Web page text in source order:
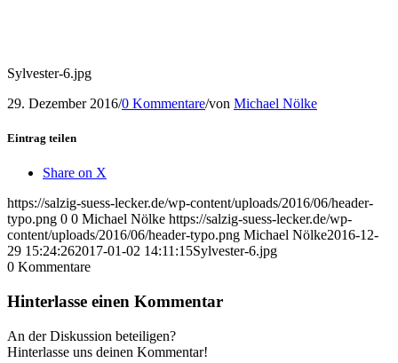
Sylvester-6.jpg
29. Dezember 2016/0 Kommentare/von Michael Nölke
Eintrag teilen
Share on X
https://salzig-suess-lecker.de/wp-content/uploads/2016/06/header-
typo.png 0 0 Michael Nölke https://salzig-suess-lecker.de/wp-
content/uploads/2016/06/header-typo.png Michael Nölke2016-12-
29 15:24:262017-01-02 14:11:15Sylvester-6.jpg
0 Kommentare
Hinterlasse einen Kommentar
An der Diskussion beteiligen?
Hinterlasse uns deinen Kommentar!